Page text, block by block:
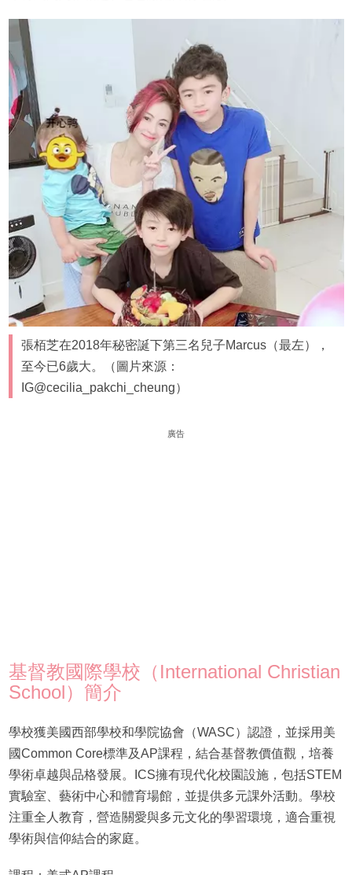
張栢芝在2018年秘密誕下第三名兒子Marcus（最左），
至今已6歲大。（圖片來源：
IG@cecilia_pakchi_cheung）
廣告
基督教國際學校（International Christian
School）簡介
學校獲美國西部學校和學院協會（WASC）認證，並採用美
國Common Core標準及AP課程，結合基督教價值觀，培養
學術卓越與品格發展。ICS擁有現代化校園設施，包括STEM
實驗室、藝術中心和體育場館，並提供多元課外活動。學校
注重全人教育，營造關愛與多元文化的學習環境，適合重視
學術與信仰結合的家庭。